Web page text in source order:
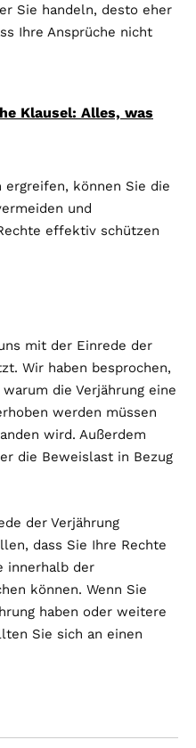
Sie handeln, desto eher
Ihre Ansprüche nicht
Klausel: Alles, was
ergreifen, können Sie die
und
effektiv schützen
mit der Einrede der
Wir haben besprochen,
die Verjährung eine
werden müssen
wird. Außerdem
die Beweislast in Bezug
der Verjährung
dass Sie Ihre Rechte
innerhalb der
können. Wenn Sie
haben oder weitere
Sie sich an einen